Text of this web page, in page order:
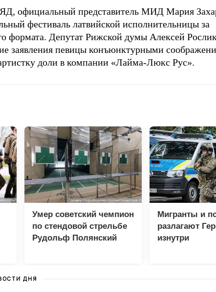
официальный представитель МИД Мария
фестиваль латвийской исполнительницы за
формата. Депутат Рижской думы Алексей
заявления певицы конъюнктурными
доли в компании «Лайма-Люкс Рус».
Умер советский чемпион
по стендовой стрельбе
Рудольф Полянский
Мигранты и
разлагают
изнутри
ДНЯ